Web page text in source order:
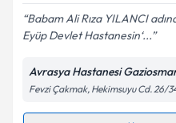
kapsamda
Babam Ali Rıza YILANCI
Eyüp Devlet Hastanesin‘...
Avrasya Hastanesi
Fevzi Çakmak, Hekimsuyu Cd. 26/